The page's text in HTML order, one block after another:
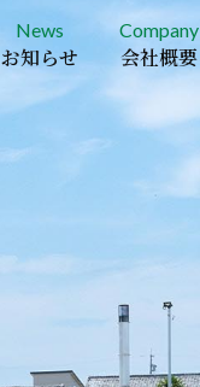
News
お知らせ
Company
会社概要